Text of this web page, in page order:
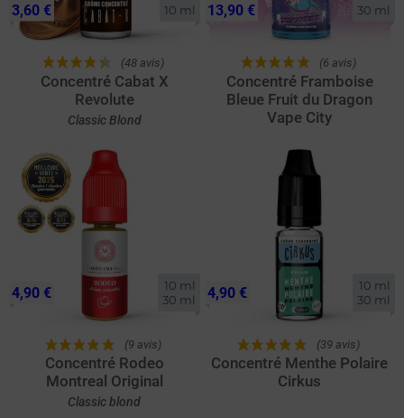
10 ml
(48 avis)
Concentré Cabat X
Revolute
Classic Blond
3,60 € 30 ml
(6 avis)
Concentré Framboise
Bleue Fruit du Dragon
Vape City
13,90 €
10 ml
30 ml
(9 avis)
Concentré Rodeo
Montreal Original
Classic blond
4,90 €
10 ml
30 ml
(39 avis)
Concentré Menthe Polaire
Cirkus
4,90 €